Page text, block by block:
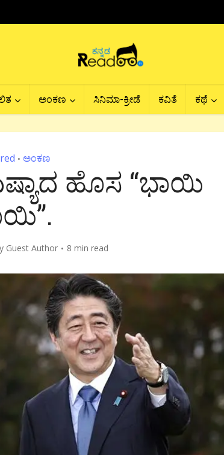
ಅಂಕಣ ಸಿನಿಮಾ-ಕ್ರೀಡೆ ಕವಿತೆ ಕಥೆ
• ಅಂಕಣ
ಹೊಸ “ಭಾಯಿ
Guest Author 8 min read